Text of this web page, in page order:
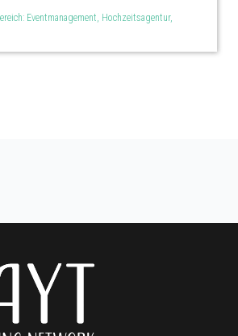
Eventmanagement, Hochzeitsagentur,